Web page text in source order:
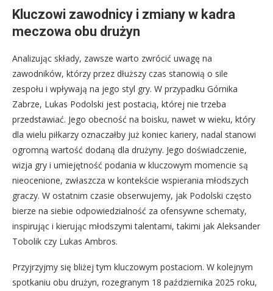
Kluczowi zawodnicy i zmiany w kadra
meczowa obu drużyn
Analizując składy, zawsze warto zwrócić uwagę na
zawodników, którzy przez dłuższy czas stanowią o sile
zespołu i wpływają na jego styl gry. W przypadku Górnika
Zabrze, Lukas Podolski jest postacią, której nie trzeba
przedstawiać. Jego obecność na boisku, nawet w wieku, który
dla wielu piłkarzy oznaczałby już koniec kariery, nadal stanowi
ogromną wartość dodaną dla drużyny. Jego doświadczenie,
wizja gry i umiejętność podania w kluczowym momencie są
nieocenione, zwłaszcza w kontekście wspierania młodszych
graczy. W ostatnim czasie obserwujemy, jak Podolski często
bierze na siebie odpowiedzialność za ofensywne schematy,
inspirując i kierując młodszymi talentami, takimi jak Aleksander
Tobolik czy Lukas Ambros.
Przyjrzyjmy się bliżej tym kluczowym postaciom. W kolejnym
spotkaniu obu drużyn, rozegranym 18 października 2025 roku,